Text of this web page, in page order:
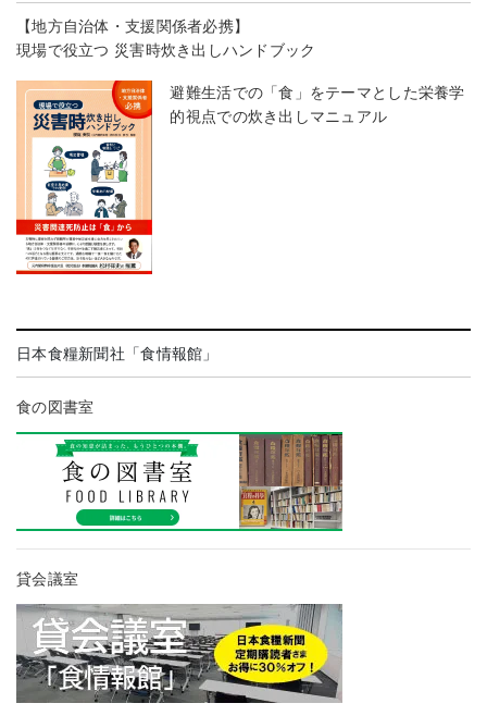
【地方自治体・支援関係者必携】
現場で役立つ 災害時炊き出しハンドブック
避難生活での「食」をテーマとした栄養学
的視点での炊き出しマニュアル
日本食糧新聞社「食情報館」
食の図書室
貸会議室